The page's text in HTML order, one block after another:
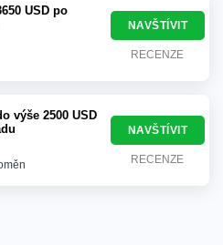
USD po
NAVŠTÍVIT
RECENZE
výše 2500 USD
NAVŠTÍVIT
RECENZE